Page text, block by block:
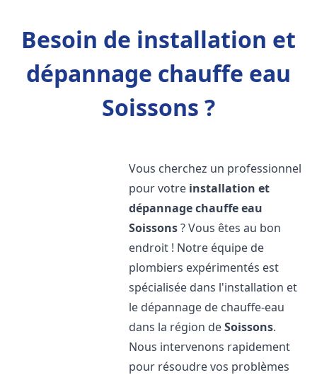
Besoin de installation et
dépannage chauffe eau
Soissons ?
Vous cherchez un professionnel
pour votre installation et
dépannage chauffe eau
Soissons? Vous êtes au bon
endroit ! Notre équipe de
plombiers expérimentés est
spécialisée dans l'installation et
le dépannage de chauffe-eau
dans la région deSoissons.
Nous intervenons rapidement
pour résoudre vos problèmes